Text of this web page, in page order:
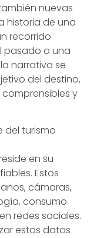
nuevas
historia de una
recorrido
pasado o una
narrativa se
del destino,
y
turismo
en su
Estos
cámaras,
consumo
redes sociales.
estos datos